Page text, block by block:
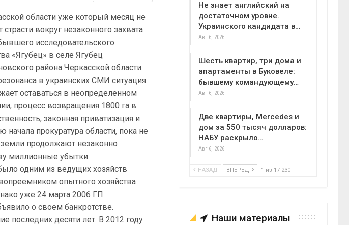
области уже который месяц не
страсти вокруг незаконного захвата
исследовательского
«Ягубец» в селе Ягубец
района Черкасской области.
в украинских СМИ ситуация
оставаться в неопределенном
процесс возвращения 1800 га в
законная приватизация и
прокуратура области, пока не
продолжают незаконно
миллионные убытки.
одним из ведущих хозяйств
опытного хозяйства
уже 24 марта 2006 ГП
о своем банкротстве.
последних десяти лет. В 2012 году
Не знает английский на
достаточном уровне.
Украинского кандидата в…
Авг 6, 2026
Шесть квартир, три дома и
апартаменты в Буковеле:
бывшему командующему…
Авг 6, 2026
Две квартиры, Mercedes и
дом за 550 тысяч долларов:
НАБУ раскрыло…
Авг 6, 2026
НАЗАД ВПЕРЕД 1 из 17 230
Наши материалы